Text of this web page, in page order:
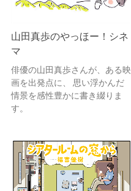
山田真歩のやっほー！シネ
マ
俳優の山田真歩さんが、ある映
画を出発点に、 思い浮かんだ
情景を感性豊かに書き綴りま
す。